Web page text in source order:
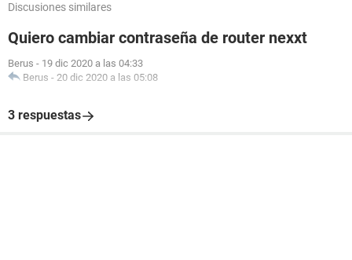
Discusiones similares
Quiero cambiar contraseña de router nexxt
Berus - 19 dic 2020 a las 04:33
Berus - 20 dic 2020 a las 05:08
3 respuestas